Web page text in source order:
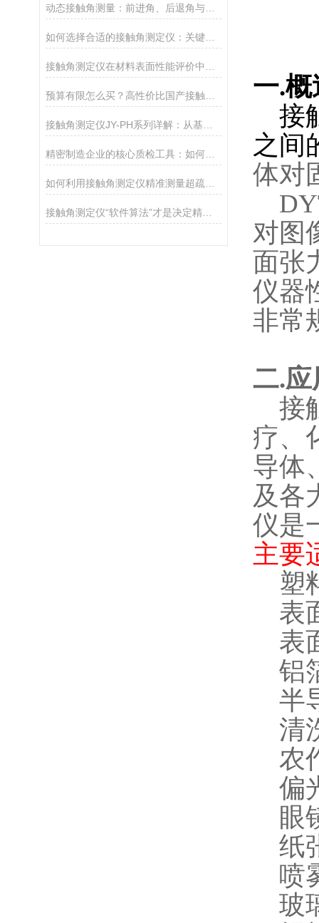
动态接触角测量：前进角、后退角与滚动角分析
如何选择合适的接触角测定仪：关键参数与配置解读
精密制造企业的核心质检工具：如何通过接触角控制产品质量
如何利用接触角测定仪精准测量超疏水材料（>150°）
接触角测定仪“软件算法”才是决定精度的灵魂
一.概
接
之间
体对
对图
面张
仪器
非常
二.应
接
疗、
导体
及各
仪是
主要
塑
表
表
铝
半
清
农
偏
眼
纸
喷
玻